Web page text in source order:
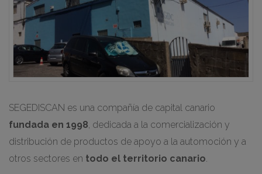
SEGEDISCAN es una compañía de capital canario
fundada en 1998, dedicada a la comercialización y
distribución de productos de apoyo a la automoción y a
otros sectores en todo el territorio canario.